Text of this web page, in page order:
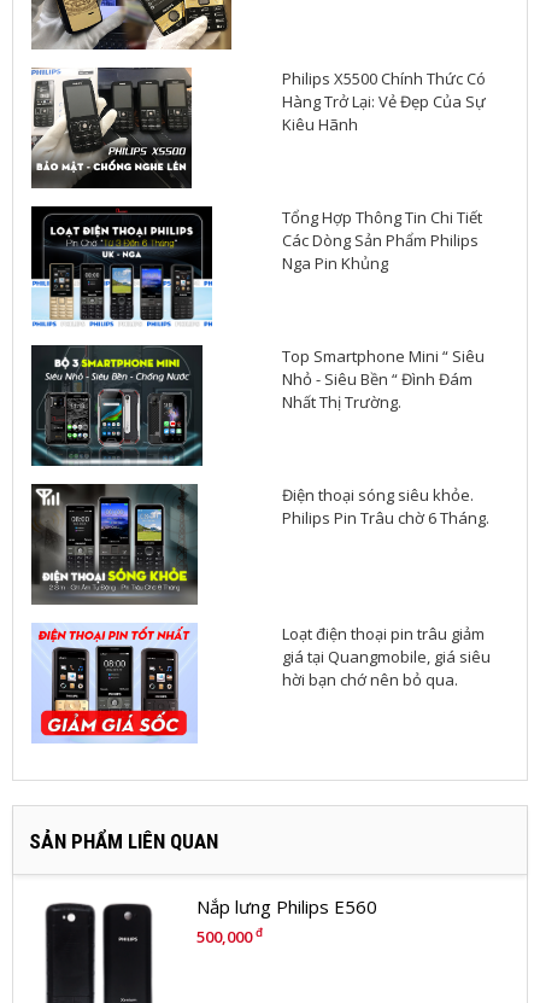
Philips X5500 Chính Thức Có
Hàng Trở Lại: Vẻ Đẹp Của Sự
Kiêu Hãnh
Tổng Hợp Thông Tin Chi Tiết
Các Dòng Sản Phẩm Philips
Nga Pin Khủng
Top Smartphone Mini “ Siêu
Nhỏ - Siêu Bền “ Đình Đám
Nhất Thị Trường.
Điện thoại sóng siêu khỏe.
Philips Pin Trâu chờ 6 Tháng.
Loạt điện thoại pin trâu giảm
giá tại Quangmobile, giá siêu
hời bạn chớ nên bỏ qua.
SẢN PHẨM LIÊN QUAN
Nắp lưng Philips E560
500,000đ